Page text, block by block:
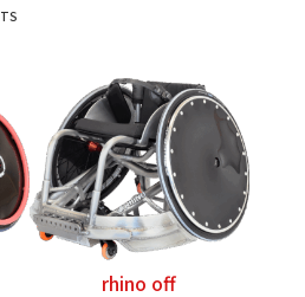
rhino off